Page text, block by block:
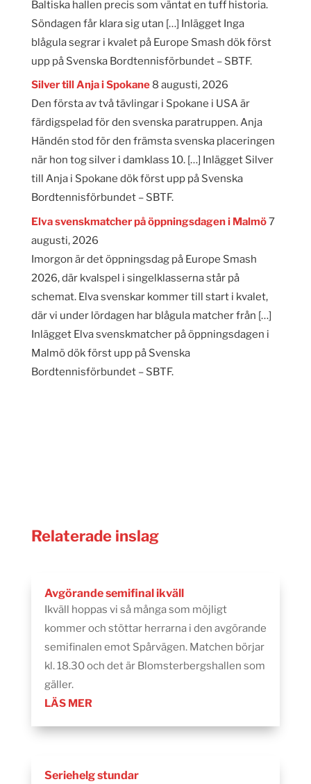
Baltiska hallen precis som väntat en tuff historia.
Söndagen får klara sig utan […] Inlägget Inga
blågula segrar i kvalet på Europe Smash dök först
upp på Svenska Bordtennisförbundet – SBTF.
Silver till Anja i Spokane 8 augusti, 2026
Den första av två tävlingar i Spokane i USA är
färdigspelad för den svenska paratruppen. Anja
Händén stod för den främsta svenska placeringen
när hon tog silver i damklass 10. […] Inlägget Silver
till Anja i Spokane dök först upp på Svenska
Bordtennisförbundet – SBTF.
Elva svenskmatcher på öppningsdagen i Malmö7
augusti, 2026
Imorgon är det öppningsdag på Europe Smash
2026, där kvalspel i singelklasserna står på
schemat. Elva svenskar kommer till start i kvalet,
där vi under lördagen har blågula matcher från […]
Inlägget Elva svenskmatcher på öppningsdagen i
Malmö dök först upp på Svenska
Bordtennisförbundet – SBTF.
Relaterade inslag
Avgörande semifinal ikväll
Ikväll hoppas vi så många som möjligt
kommer och stöttar herrarna i den avgörande
semifinalen emot Spårvägen. Matchen börjar
kl. 18.30 och det är Blomsterbergshallen som
gäller.
LÄS MER
Seriehelg stundar